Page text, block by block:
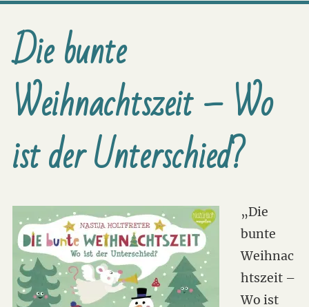
Die bunte
Weihnachtszeit – Wo
ist der Unterschied?
„Die
bunte
Weihnac
htszeit –
Wo ist